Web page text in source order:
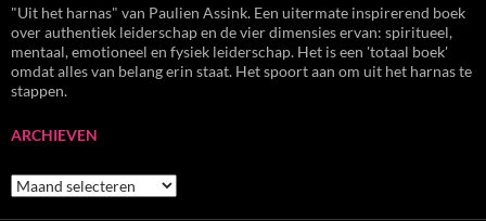
"Uit het harnas" van Paulien Assink. Een uitermate inspirerend boek
over authentiek leiderschap en de vier dimensies ervan: spiritueel,
mentaal, emotioneel en fysiek leiderschap. Het is een 'totaal boek'
omdat alles van belang erin staat. Het spoort aan om uit het harnas te
stappen.
ARCHIEVEN
Archieven